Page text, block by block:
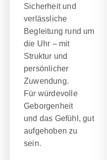
Sicherheit und
verlässliche
Begleitung rund um
die Uhr – mit
Struktur und
persönlicher
Zuwendung.
Für würdevolle
Geborgenheit
und das Gefühl, gut
aufgehoben zu
sein.